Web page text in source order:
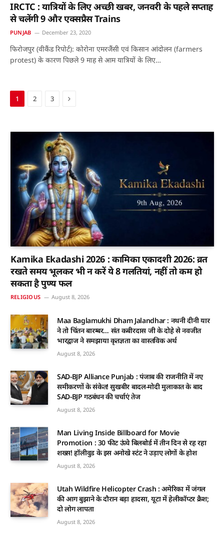
IRCTC : यात्रियों के लिए अच्छी खबर, जनवरी के पहले सप्ताह
से चलेंगी 9 और एक्सप्रैस Trains
PUNJAB December 23, 2020
फिरोजपुर (वीकैंड रिपोर्ट): कोरोना एमरजैंसी एवं किसान आंदोलन (farmers
protest) के कारण पिछले 9 माह से आम यात्रियों के लिए…
1 2 3 Next
Kamika Ekadashi 2026 : कामिका एकादशी 2026: व्रत
रखते समय भूलकर भी न करें ये 8 गलतियां, नहीं तो कम हो
सकता है पुण्य फल
RELIGIOUS August 8, 2026
Maa Baglamukhi Dham Jalandhar : नथनी दीनी यार
ने तो चिंतन बारम्बर… संत कबीरदास जी के दोहे से नवजीत
भारद्वाज ने समझाया कृतज्ञता का वास्तविक अर्थ
August 8, 2026
SAD-BJP Alliance Punjab : पंजाब की राजनीति में नए
समीकरणों के संकेत! सुखबीर बादल-मोदी मुलाकात के बाद
SAD-BJP गठबंधन की चर्चाएं तेज
August 8, 2026
Man Living Inside Billboard for Movie
Promotion : 30 फीट ऊंचे बिलबोर्ड में तीन दिन से रह रहा
शख्स! हॉलीवुड के इस अनोखे स्टंट ने उड़ाए लोगों के होश
August 8, 2026
Utah Wildfire Helicopter Crash : अमेरिका में जंगल
की आग बुझाने के दौरान बड़ा हादसा, यूटा में हेलीकॉप्टर क्रैश;
दो लोग लापता
August 8, 2026